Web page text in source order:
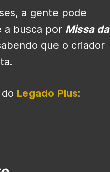
a gente pode
a busca por Missa da
que o criador
Legado Plus: